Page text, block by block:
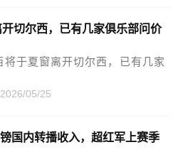
切尔西，已有几家俱乐部问价
于夏窗离开切尔西，已有几家
2026/05/25
国内转播收入，超红军上赛季